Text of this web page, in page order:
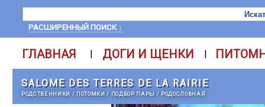
РАСШИРЕННЫЙ ПОИСК ↓
ГЛАВНАЯ | ДОГИ И ЩЕНКИ |
SALOME DES TERRES DE LA RAIRIE
РОДСТВЕННИКИ / ПОТОМКИ/ ПОДБОР ПАРЫ / РОДОСЛОВНАЯ